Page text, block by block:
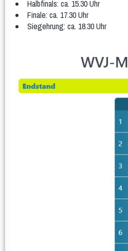
Teams Spielplan &
Grußworte
WDM U15 (Apr
Teams Spielplan &
Grußworte
DM U20 (Jun 2021)
Frauen 2
wU16
Halbfinals: ca. 15.30 Uhr
Finale: ca. 17.30 Uhr
Siegehrung: ca. 18.30 Uhr